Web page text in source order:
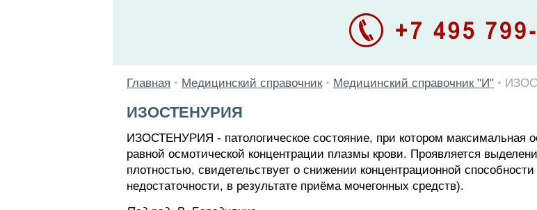
Главная • Медицинский справочник • Медицинский справочник "И" •
ИЗОСТЕНУРИЯ
ИЗОСТЕНУРИЯ - патологическое состояние, при котором максимальная
равной осмотической концентрации плазмы крови. Проявляется
плотностью, свидетельствует о снижении концентрационной
недостаточности, в результате приёма мочегонных средств).